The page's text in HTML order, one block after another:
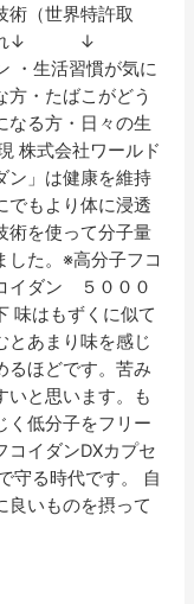
術（世界特許取
のがこれ↓ ↓
活習慣が気に
・たばこがどう
なる方・日々の生
株式会社ワールド
ン」は健康を維持
でもより体に浸透
術を使って分子量
した。※高分子フコ
イダン ５０００
味はもずくに似て
とあまり味を感じ
るほどです。苦み
いと思います。も
く低分子をフリー
コイダンDXカプセ
守る時代です。 自
良いものを摂って